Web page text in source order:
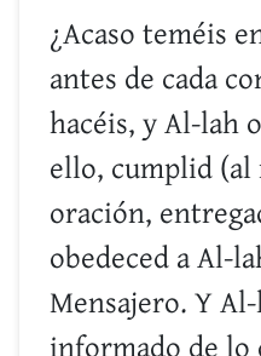
¿Acaso teméis
antes de cada
hacéis, y Al-lah
ello, cumplid (al
oración,
obedeced a Al-
Mensajero. Y
informado de lo